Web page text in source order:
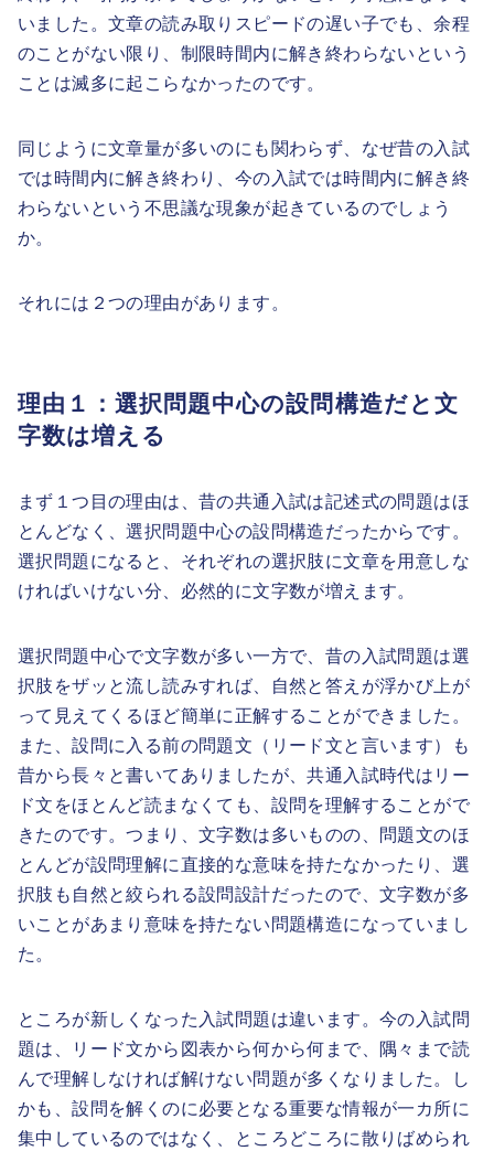
いました。文章の読み取りスピードの遅い子でも、余程
のことがない限り、制限時間内に解き終わらないという
ことは滅多に起こらなかったのです。
同じように文章量が多いのにも関わらず、なぜ昔の入試
では時間内に解き終わり、今の入試では時間内に解き終
わらないという不思議な現象が起きているのでしょう
か。
それには２つの理由があります。
理由１：選択問題中心の設問構造だと文
字数は増える
まず１つ目の理由は、昔の共通入試は記述式の問題はほ
とんどなく、選択問題中心の設問構造だったからです。
選択問題になると、それぞれの選択肢に文章を用意しな
ければいけない分、必然的に文字数が増えます。
選択問題中心で文字数が多い一方で、昔の入試問題は選
択肢をザッと流し読みすれば、自然と答えが浮かび上が
って見えてくるほど簡単に正解することができました。
また、設問に入る前の問題文（リード文と言います）も
昔から長々と書いてありましたが、共通入試時代はリー
ド文をほとんど読まなくても、設問を理解することがで
きたのです。つまり、文字数は多いものの、問題文のほ
とんどが設問理解に直接的な意味を持たなかったり、選
択肢も自然と絞られる設問設計だったので、文字数が多
いことがあまり意味を持たない問題構造になっていまし
た。
ところが新しくなった入試問題は違います。今の入試問
題は、リード文から図表から何から何まで、隅々まで読
んで理解しなければ解けない問題が多くなりました。し
かも、設問を解くのに必要となる重要な情報が一カ所に
集中しているのではなく、ところどころに散りばめられ